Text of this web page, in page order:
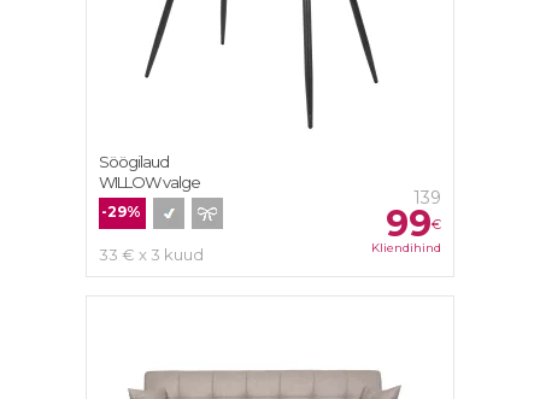
139
99€
Kliendihind
-29%
33 € x 3 kuud
Söögilaud
WILLOW valge